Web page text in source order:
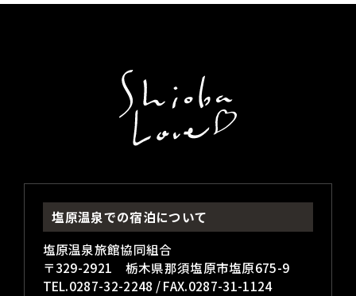
塩原温泉での宿泊について
塩原温泉旅館協同組合
〒329-2921 栃木県那須塩原市塩原675-9
TEL.0287-32-2248 / FAX.0287-31-1124